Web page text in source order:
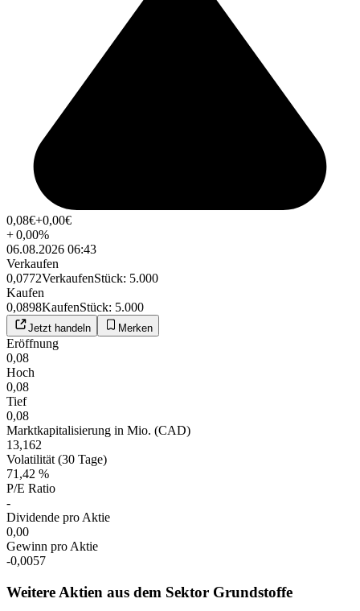
0,08€+0,00€
+0,00%
06.08.2026 06:43
Verkaufen
0,0772VerkaufenStück: 5.000
Kaufen
0,0898KaufenStück: 5.000
Jetzt handeln Merken
Eröffnung
0,08
Hoch
0,08
Tief
0,08
Marktkapitalisierung in Mio. (CAD)
13,162
Volatilität (30 Tage)
71,42 %
P/E Ratio
-
Dividende pro Aktie
0,00
Gewinn pro Aktie
-0,0057
Weitere Aktien aus dem Sektor Grundstoffe